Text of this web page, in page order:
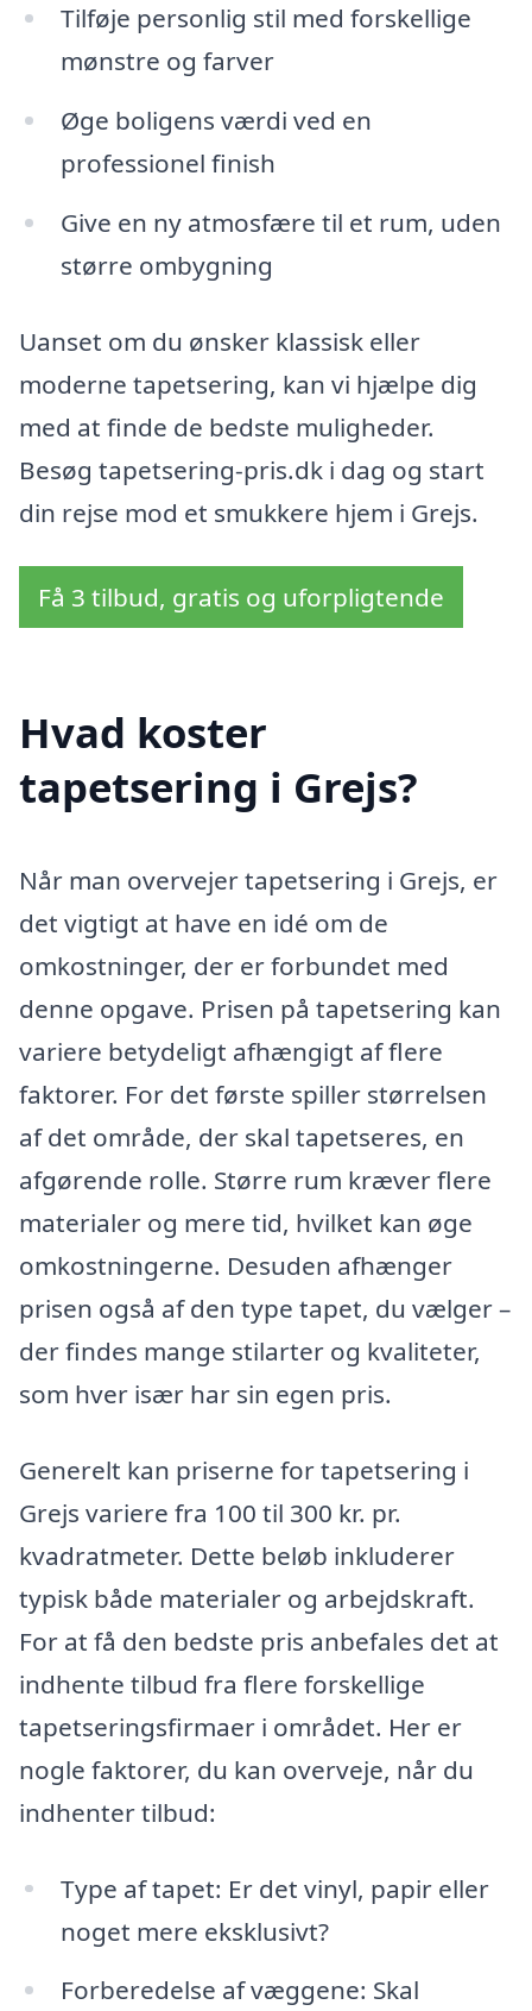
Tilføje personlig stil med forskellige
mønstre og farver
Øge boligens værdi ved en
professionel finish
Give en ny atmosfære til et rum, uden
større ombygning
Uanset om du ønsker klassisk eller
moderne tapetsering, kan vi hjælpe dig
med at finde de bedste muligheder.
Besøg tapetsering-pris.dk i dag og start
din rejse mod et smukkere hjem i Grejs.
Få 3 tilbud, gratis og uforpligtende
Hvad koster
tapetsering i Grejs?
Når man overvejer tapetsering i Grejs, er
det vigtigt at have en idé om de
omkostninger, der er forbundet med
denne opgave. Prisen på tapetsering kan
variere betydeligt afhængigt af flere
faktorer. For det første spiller størrelsen
af det område, der skal tapetseres, en
afgørende rolle. Større rum kræver flere
materialer og mere tid, hvilket kan øge
omkostningerne. Desuden afhænger
prisen også af den type tapet, du vælger –
der findes mange stilarter og kvaliteter,
som hver især har sin egen pris.
Generelt kan priserne for tapetsering i
Grejs variere fra 100 til 300 kr. pr.
kvadratmeter. Dette beløb inkluderer
typisk både materialer og arbejdskraft.
For at få den bedste pris anbefales det at
indhente tilbud fra flere forskellige
tapetseringsfirmaer i området. Her er
nogle faktorer, du kan overveje, når du
indhenter tilbud:
Type af tapet: Er det vinyl, papir eller
noget mere eksklusivt?
Forberedelse af væggene: Skal